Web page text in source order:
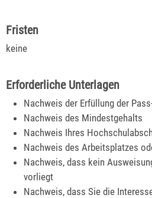
Fristen
keine
Erforderliche Unterlagen
Nachweis der Erfüllung der
Nachweis des Mindestgehalts
Nachweis Ihres
Nachweis des Arbeitsplatzes
Nachweis, dass kein
vorliegt
Nachweis, dass Sie die